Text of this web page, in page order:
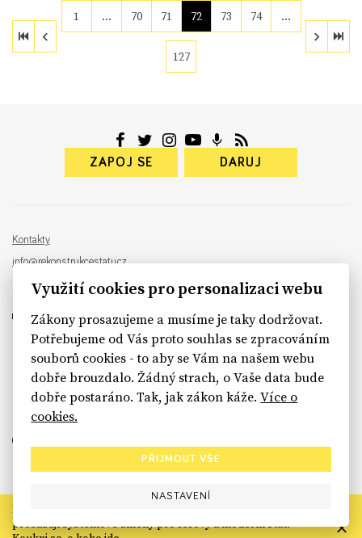
1 … 70 71 72 73 74 …
127
ZAPOJ SE DARUJ
Kontakty
info@rekonstrukcestatu.cz
Návrh a vývoj: Sinfin , ilustrace:
sinfin.digital
Rekonstrukce státu končí. Její členské organizace však dál
prosazují systémové změny pro férový a moderní stát.
Využití cookies pro personalizaci webu
Zákony prosazujeme a musíme je taky dodržovat.
Potřebujeme od Vás proto souhlas se zpracováním
souborů cookies - to aby se Vám na našem webu
dobře brouzdalo. Žádný strach, o Vaše data bude
dobře postaráno. Tak, jak zákon káže.Více o
cookies.
PŘIJMOUT VŠE
NASTAVENÍ